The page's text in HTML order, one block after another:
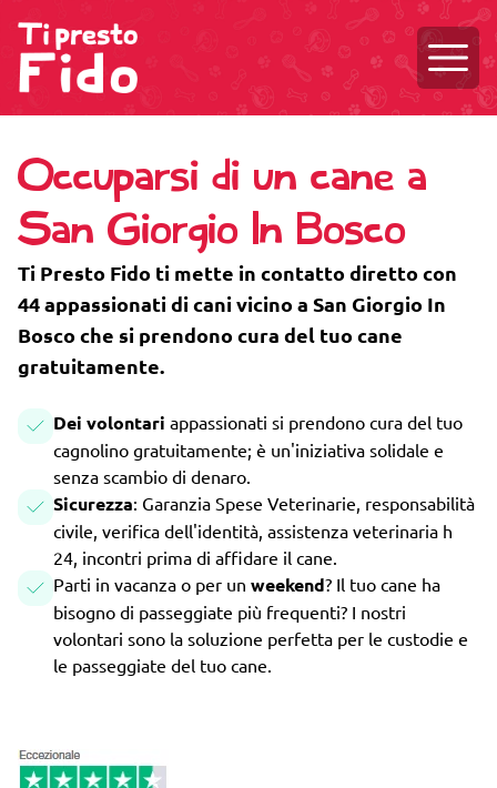
Occuparsi di un cane a
San Giorgio In Bosco
Ti Presto Fido ti mette in contatto diretto con
44 appassionati di cani vicino a San Giorgio In
Bosco che si prendono cura del tuo cane
gratuitamente.
Dei volontari appassionati si prendono cura del tuo
cagnolino gratuitamente; è un'iniziativa solidale e
senza scambio di denaro.
Sicurezza: Garanzia Spese Veterinarie, responsabilità
civile, verifica dell'identità, assistenza veterinaria h
24, incontri prima di affidare il cane.
Parti in vacanza o per un weekend? Il tuo cane ha
bisogno di passeggiate più frequenti? I nostri
volontari sono la soluzione perfetta per le custodie e
le passeggiate del tuo cane.